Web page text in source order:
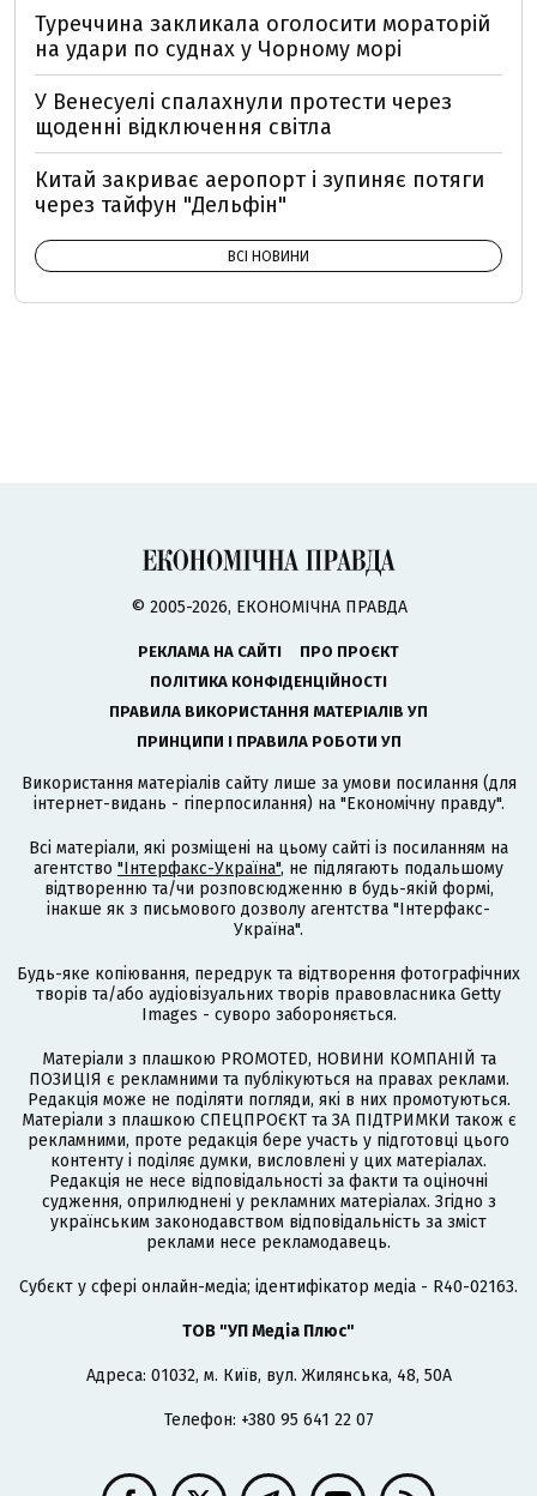
Туреччина закликала оголосити мораторій
на удари по суднах у Чорному морі
У Венесуелі спалахнули протести через
щоденні відключення світла
Китай закриває аеропорт і зупиняє потяги
через тайфун "Дельфін"
ВСІ НОВИНИ
© 2005-2026, ЕКОНОМІЧНА ПРАВДА
РЕКЛАМА НА САЙТІ
ПРО ПРОЄКТ
ПОЛІТИКА КОНФІДЕНЦІЙНОСТІ
ПРАВИЛА ВИКОРИСТАННЯ МАТЕРІАЛІВ УП
ПРИНЦИПИ І ПРАВИЛА РОБОТИ УП
Використання матеріалів сайту лише за умови посилання (для
інтернет-видань - гіперпосилання) на "Економічну правду".
Всі матеріали, які розміщені на цьому сайті із посиланням на
агентство "Інтерфакс-Україна", не підлягають подальшому
відтворенню та/чи розповсюдженню в будь-якій формі,
інакше як з письмового дозволу агентства "Інтерфакс-
Україна".
Будь-яке копіювання, передрук та відтворення фотографічних
творів та/або аудіовізуальних творів правовласника Getty
Images - суворо забороняється.
Матеріали з плашкою PROMOTED, НОВИНИ КОМПАНІЙ та
ПОЗИЦІЯ є рекламними та публікуються на правах реклами.
Редакція може не поділяти погляди, які в них промотуються.
Матеріали з плашкою СПЕЦПРОЄКТ та ЗА ПІДТРИМКИ також є
рекламними, проте редакція бере участь у підготовці цього
контенту і поділяє думки, висловлені у цих матеріалах.
Редакція не несе відповідальності за факти та оціночні
судження, оприлюднені у рекламних матеріалах. Згідно з
українським законодавством відповідальність за зміст
реклами несе рекламодавець.
Cубєкт у сфері онлайн-медіа; ідентифікатор медіа - R40-02163.
ТОВ "УП Медіа Плюс"
Адреса: 01032, м. Київ, вул. Жилянська, 48, 50А
Телефон: +380 95 641 22 07